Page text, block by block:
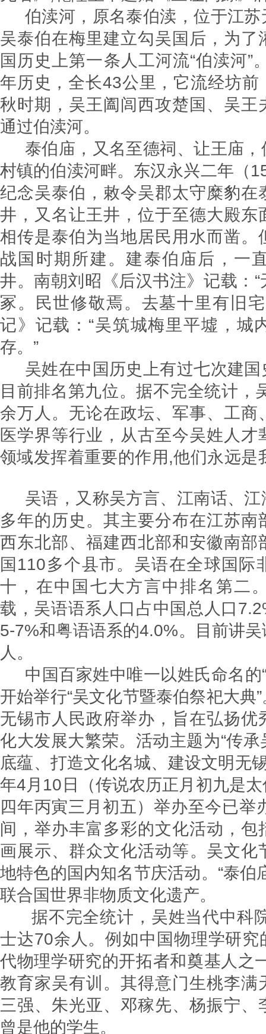
伯渎河，原名泰伯渎，位于江苏
吴泰伯在梅里建立勾吴国后，为了
国历史上第一条人工河流“伯渎河”
年历史，全长43公里，它流经坊前
秋时期，吴王阖闾西攻楚国、吴王
通过伯渎河。
泰伯庙，又名至德祠、让王庙，
村镇的伯渎河畔。东汉永兴二年（
纪念吴泰伯，敕令吴郡太守糜豹在
井，又名让王井，位于至德大殿东
相传是泰伯为当地居民用水而凿。
战国时期所建。建泰伯庙后，一
井。南朝刘昭《后汉书注》记载：
冢。民世修敬焉。去墓十里有旧
记》记载：“吴筑城梅里平墟，城
存。”
吴姓在中国历史上有过七次建国
目前排名第九位。据不完全统计，
余万人。无论在政坛、军事、工商
医学界等行业，从古至今吴姓人才
领域发挥着重要的作用,他们永远
吴语，又称吴方言、江南话、江
多年的历史。其主要分布在江苏南
西东北部、福建西北部和安徽南部
国110多个县市。吴语在全球国际
十，在中国七大方言中排名第二
载，吴语语系人口占中国总人口
5-7%和粤语语系的4.0%。目前讲
人。
中国百家姓中唯一以姓氏命名的
开始举行“吴文化节暨泰伯祭祀大典
无锡市人民政府举办，旨在弘扬优
化大发展大繁荣。活动主题为“传
底蕴、打造文化名城、建设文明无
年4月10日（传说农历正月初九是
四年丙寅三月初五）举办至今已举
间，举办丰富多彩的文化活动，包
画展示、群众文化活动等‌。吴文化
地特色的国内知名节庆活动‌。“‌泰伯
联合国世界非物质文化遗
据不完全统计，吴姓当代中科
士达70余人。例如中国物理学研究
代物理学研究的开拓者和奠基人之
教育家吴有训。其得意门生桃李满
三强、朱光亚、邓稼先、杨振宁、
曾是他的学生。